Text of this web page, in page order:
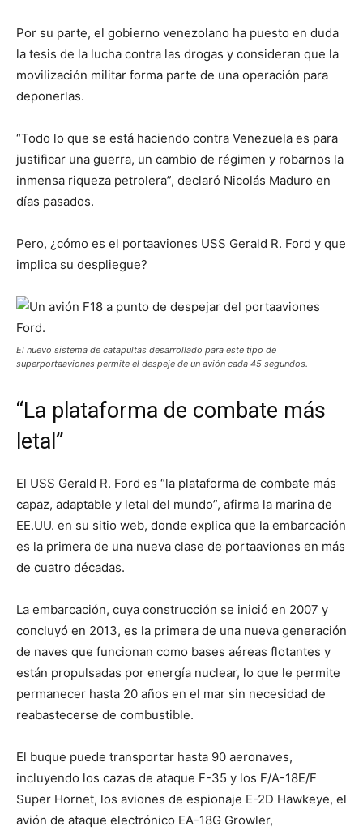
Por su parte, el gobierno venezolano ha puesto en duda
la tesis de la lucha contra las drogas y consideran que la
movilización militar forma parte de una operación para
deponerlas.
“Todo lo que se está haciendo contra Venezuela es para
justificar una guerra, un cambio de régimen y robarnos la
inmensa riqueza petrolera”, declaró Nicolás Maduro en
días pasados.
Pero, ¿cómo es el portaaviones USS Gerald R. Ford y que
implica su despliegue?
El nuevo sistema de catapultas desarrollado para este tipo de
superportaaviones permite el despeje de un avión cada 45 segundos.
“La plataforma de combate más
letal”
El USS Gerald R. Ford es “la plataforma de combate más
capaz, adaptable y letal del mundo”, afirma la marina de
EE.UU. en su sitio web, donde explica que la embarcación
es la primera de una nueva clase de portaaviones en más
de cuatro décadas.
La embarcación, cuya construcción se inició en 2007 y
concluyó en 2013, es la primera de una nueva generación
de naves que funcionan como bases aéreas flotantes y
están propulsadas por energía nuclear, lo que le permite
permanecer hasta 20 años en el mar sin necesidad de
reabastecerse de combustible.
El buque puede transportar hasta 90 aeronaves,
incluyendo los cazas de ataque F-35 y los F/A-18E/F
Super Hornet, los aviones de espionaje E-2D Hawkeye, el
avión de ataque electrónico EA-18G Growler,